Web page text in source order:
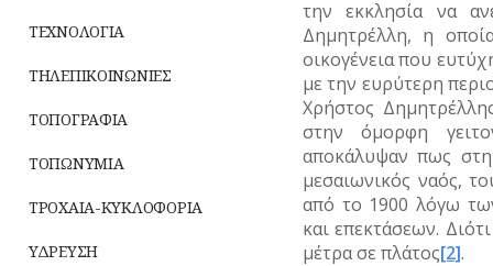
ΤΕΧΝΟΛΟΓΙΑ
ΤΗΛΕΠΙΚΟΙΝΩΝΙΕΣ
ΤΟΠΟΓΡΑΦΙΑ
ΤΟΠΩΝΥΜΙΑ
ΤΡΟΧΑΙΑ-ΚΥΚΛΟΦΟΡΙΑ
ΥΔΡΕΥΣΗ
την εκκλησία να
Δημητρέλλη, η
οικογένεια που
με την ευρύτερη
Χρήστος
στην όμορφη
αποκάλυψαν πως
μεσαιωνικός ναός,
από το 1900 λόγω
και επεκτάσεων.
μέτρα σε πλάτος[2].